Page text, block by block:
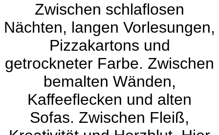
Zwischen schlaflosen
Nächten, langen Vorlesungen,
Pizzakartons und
getrockneter Farbe. Zwischen
bemalten Wänden,
Kaffeeflecken und alten
Sofas. Zwischen Fleiß,